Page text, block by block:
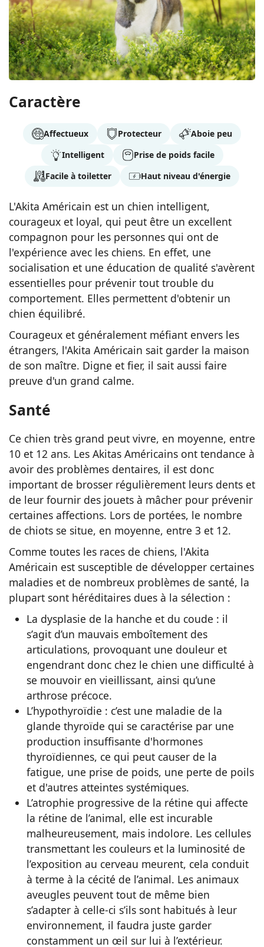
Caractère
Affectueux Protecteur
Aboie peu
Intelligent
Prise de poids facile
Facile à toiletter
Haut niveau d'énergie
L'Akita Américain est un chien intelligent,
courageux et loyal, qui peut être un excellent
compagnon pour les personnes qui ont de
l'expérience avec les chiens. En effet, une
socialisation et une éducation de qualité s'avèrent
essentielles pour prévenir tout trouble du
comportement. Elles permettent d'obtenir un
chien équilibré.
Courageux et généralement méfiant envers les
étrangers, l'Akita Américain sait garder la maison
de son maître. Digne et fier, il sait aussi faire
preuve d'un grand calme.
Santé
Ce chien très grand peut vivre, en moyenne, entre
10 et 12 ans. Les Akitas Américains ont tendance à
avoir des problèmes dentaires, il est donc
important de brosser régulièrement leurs dents et
de leur fournir des jouets à mâcher pour prévenir
certaines affections. Lors de portées, le nombre
de chiots se situe, en moyenne, entre 3 et 12.
Comme toutes les races de chiens, l'Akita
Américain est susceptible de développer certaines
maladies et de nombreux problèmes de santé, la
plupart sont héréditaires dues à la sélection :
La dysplasie de la hanche et du coude : il
s’agit d’un mauvais emboîtement des
articulations, provoquant une douleur et
engendrant donc chez le chien une difficulté à
se mouvoir en vieillissant, ainsi qu’une
arthrose précoce.
L’hypothyroïdie : c’est une maladie de la
glande thyroïde qui se caractérise par une
production insuffisante d'hormones
thyroïdiennes, ce qui peut causer de la
fatigue, une prise de poids, une perte de poils
et d'autres atteintes systémiques.
L’atrophie progressive de la rétine qui affecte
la rétine de l’animal, elle est incurable
malheureusement, mais indolore. Les cellules
transmettant les couleurs et la luminosité de
l’exposition au cerveau meurent, cela conduit
à terme à la cécité de l’animal. Les animaux
aveugles peuvent tout de même bien
s’adapter à celle-ci s’ils sont habitués à leur
environnement, il faudra juste garder
constamment un œil sur lui à l’extérieur.